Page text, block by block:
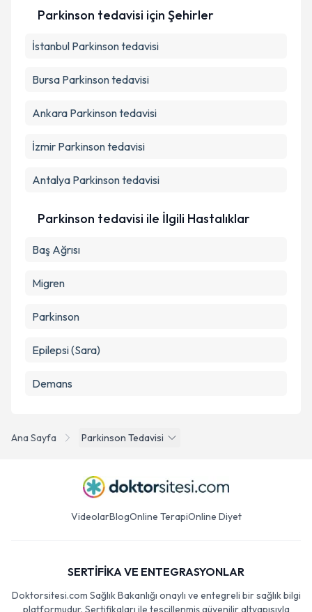
Ana Sayfa Parkinson Tedavisi
Parkinson tedavisi için Şehirler
İstanbul Parkinson tedavisi
Bursa Parkinson tedavisi
Ankara Parkinson tedavisi
İzmir Parkinson tedavisi
Antalya Parkinson tedavisi
Parkinson tedavisi ile İlgili Hastalıklar
Baş Ağrısı
Migren
Parkinson
Epilepsi (Sara)
Demans
VideolarBlogOnline TerapiOnline Diyet
SERTİFİKA VE ENTEGRASYONLAR
Doktorsitesi.com Sağlık Bakanlığı onaylı ve entegreli bir sağlık bilgi
platformudur. Sertifikaları ile tescillenmiş güvenilir altyapısıyla